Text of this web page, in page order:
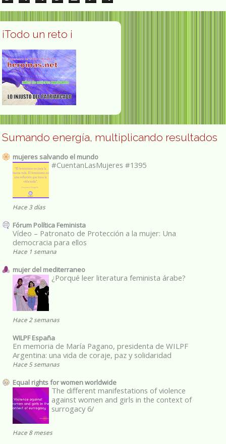
¡Todo un reto ¡
Sumando energía, multiplicando resultados
mujeres salvando el mundo
#CuentanLasMujeres #1395
Hace 3 días
Fórum Política Feminista
Vídeo – Patronato de Protección a la mujer: Una
democracia para ellos
Hace 1 semana
mujer del mediterraneo
¿Porqué leer literatura feminista árabe?
Hace 2 semanas
WILPF España
En memoria de María Pagano, presidenta de WILPF
Argentina: una vida de coraje, paz y solidaridad
Hace 5 semanas
Equal rights for women worldwide
The different manifestations of violence
against women and girls in the context of
surrogacy 6/
Hace 8 meses